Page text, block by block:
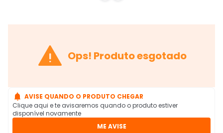
 Ops! Produto esgotado
 AVISE QUANDO O PRODUTO CHEGAR
Clique aqui e te avisaremos quando o produto estiver
disponível novamente
ME AVISE